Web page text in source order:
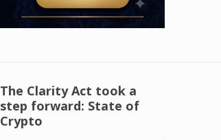
The Clarity Act took a
step forward: State of
Crypto